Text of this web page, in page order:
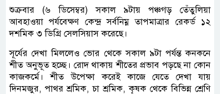
শুক্রবার (৬ ডিসেম্বর) সকাল ৯টায় পঞ্চগড় তেঁতুলিয়া
আবহাওয়া পর্যবেক্ষণ কেন্দ্র সর্বনিম্ন তাপমাত্রার রেকর্ড ১২
দশমিক ৩ ডিগ্রি সেলসিয়াস করেছে।
সূর্যের দেখা মিললেও ভোর থেকে সকাল ৯টা পর্যন্ত কনকনে
শীত অনুভূত হচ্ছে। রোদ থাকায় শীতের প্রভাব পড়ছে না কোন
কাজকর্মে। শীত উপেক্ষা করেই কাজে যেতে দেখা যায়
দিনমজুর, পাথর শ্রমিক, চা শ্রমিক, কৃষক থেকে বিভিন্ন শ্রেণি